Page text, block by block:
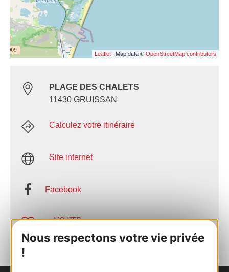
Nous respectons votre vie privée
!
Leaflet | Map data © OpenStreetMap contributors
PLAGE DES CHALETS
11430 GRUISSAN
Calculez votre itinéraire
Site internet
Facebook
AJOUTER